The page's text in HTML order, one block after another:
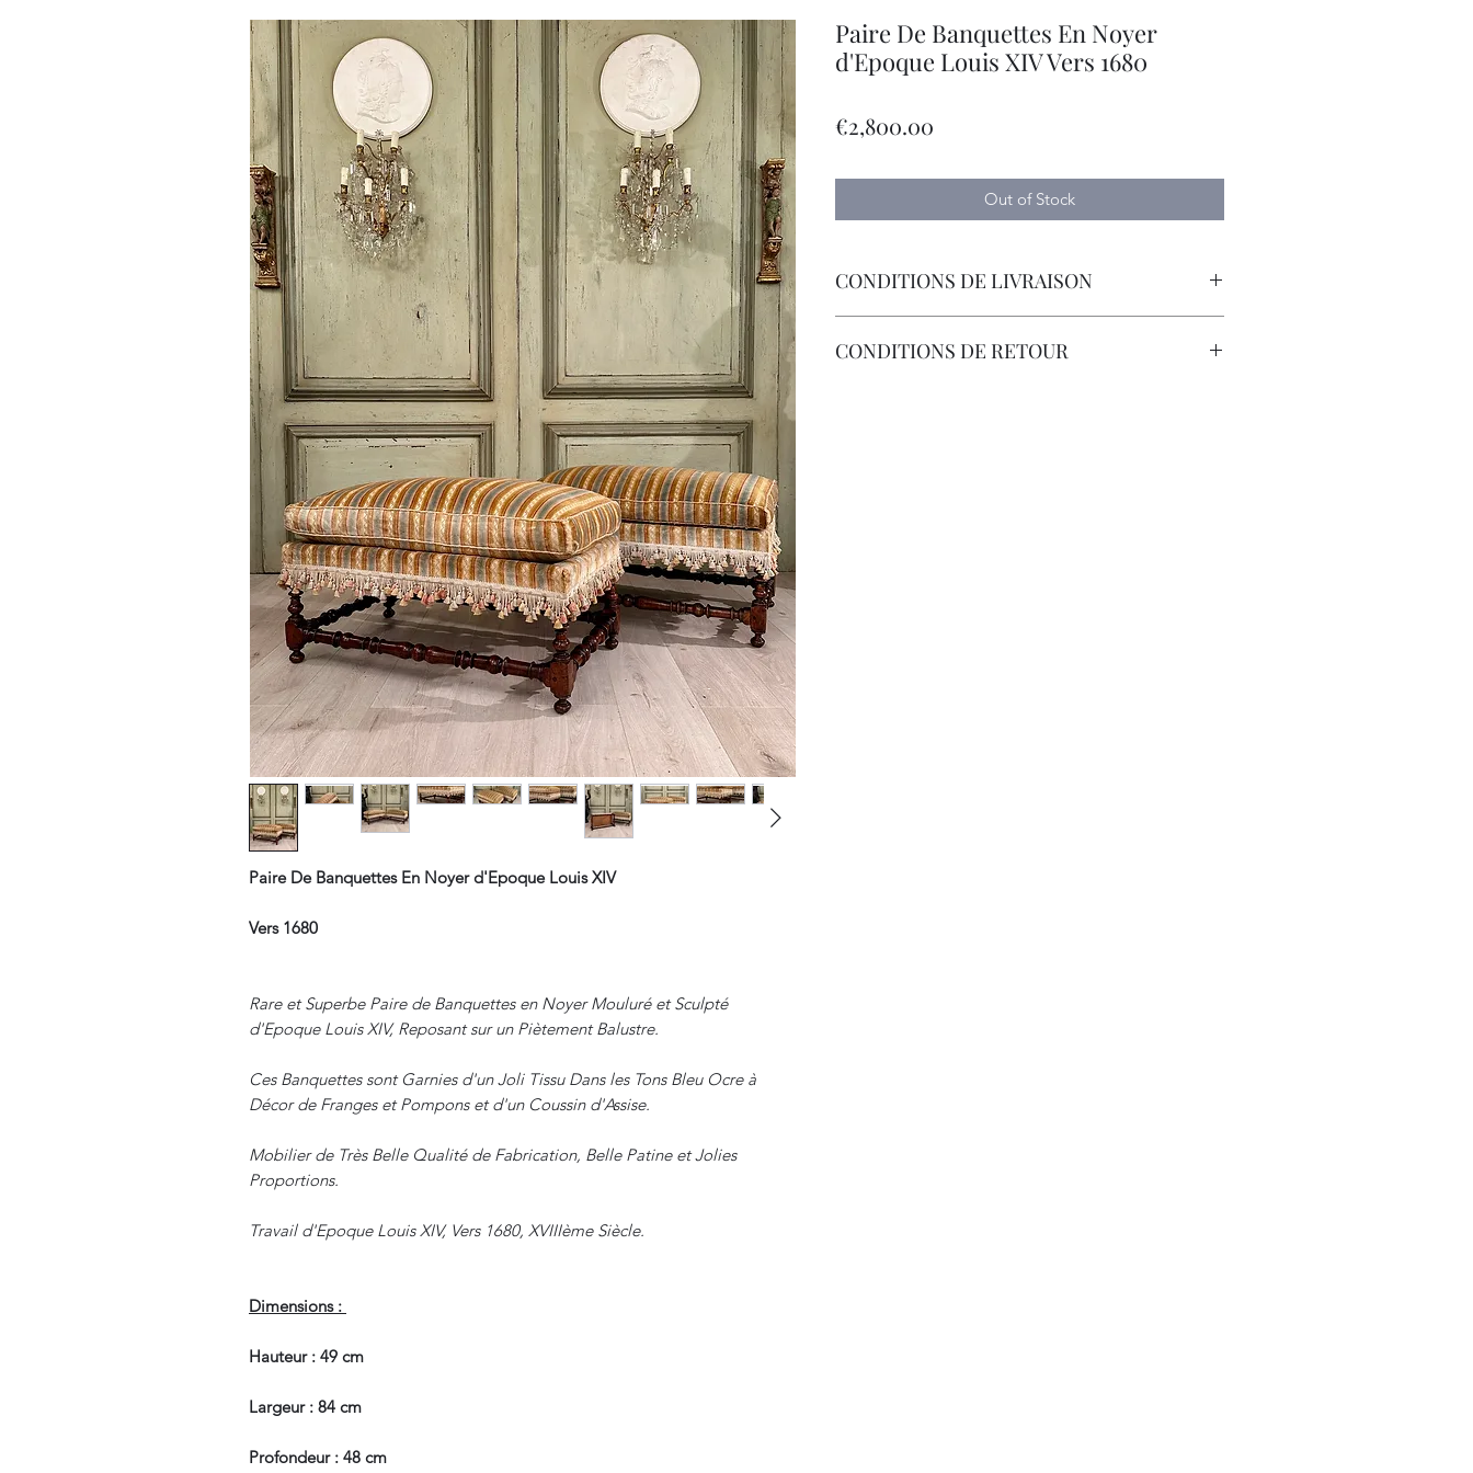
Paire De Banquettes En Noyer d'Epoque Louis XIV
Vers 1680
Rare et Superbe Paire de Banquettes en Noyer Mouluré et Sculpté
d'Epoque Louis XIV, Reposant sur un Piètement Balustre.
Ces Banquettes sont Garnies d'un Joli Tissu Dans les Tons Bleu Ocre à
Décor de Franges et Pompons et d'un Coussin d'Assise.
Mobilier de Très Belle Qualité de Fabrication, Belle Patine et Jolies
Proportions.
Travail d'Epoque Louis XIV, Vers 1680, XVIIIème Siècle.
Dimensions :
Hauteur : 49 cm
Largeur : 84 cm
Profondeur : 48 cm
Paire De Banquettes En Noyer
d'Epoque Louis XIV Vers 1680
€2,800.00
Out of Stock
CONDITIONS DE LIVRAISON
CONDITIONS DE RETOUR